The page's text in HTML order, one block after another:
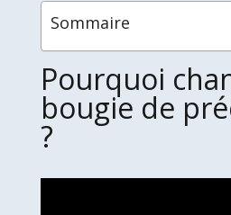
Sommaire
Pourquoi
bougie de
?